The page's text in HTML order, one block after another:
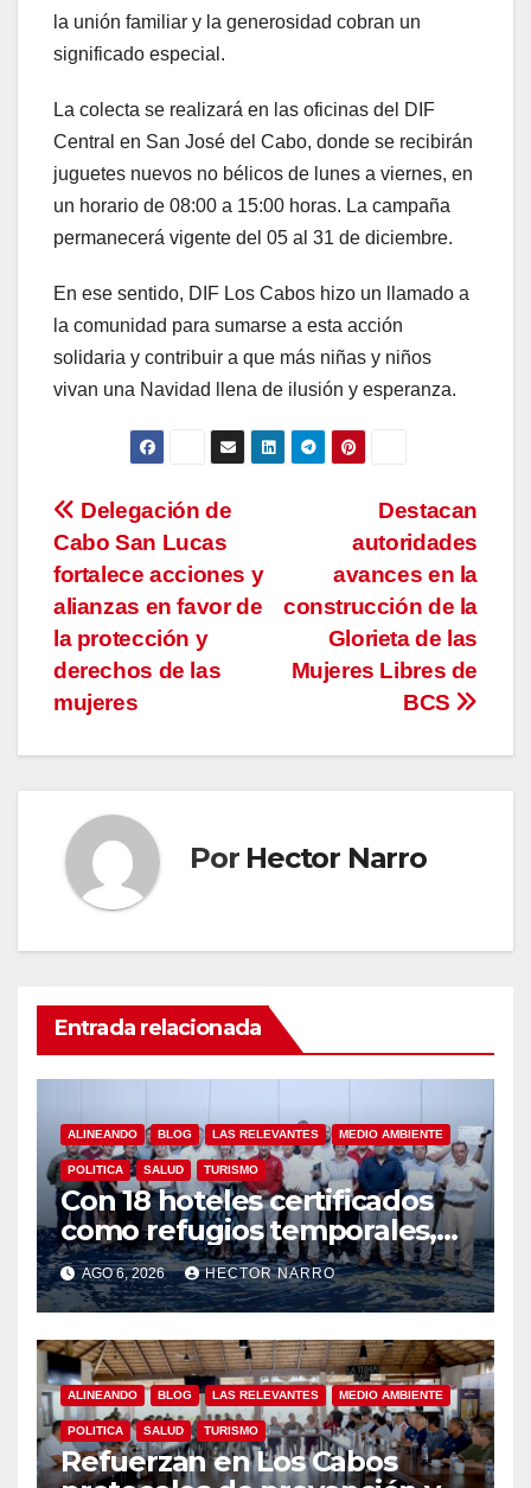
la unión familiar y la generosidad cobran un
significado especial.
La colecta se realizará en las oficinas del DIF
Central en San José del Cabo, donde se recibirán
juguetes nuevos no bélicos de lunes a viernes, en
un horario de 08:00 a 15:00 horas. La campaña
permanecerá vigente del 05 al 31 de diciembre.
En ese sentido, DIF Los Cabos hizo un llamado a
la comunidad para sumarse a esta acción
solidaria y contribuir a que más niñas y niños
vivan una Navidad llena de ilusión y esperanza.
Navegación
de
entradas
Destacan
autoridades
avances en la
construcción de la
Glorieta de las
Mujeres Libres de
BCS
Delegación de
Cabo San Lucas
fortalece acciones y
alianzas en favor de
la protección y
derechos de las
mujeres
Por Hector Narro
Entrada relacionada
ALINEANDO BLOG LAS RELEVANTES MEDIO AMBIENTE
POLITICA SALUD TURISMO
Con 18 hoteles certificados
como refugios temporales,
Gobierno de Los Cabos
refuerza la prevención y
garantiza un destino seguro
AGO 6, 2026 HECTOR NARRO
ALINEANDO BLOG LAS RELEVANTES MEDIO AMBIENTE
POLITICA SALUD TURISMO
Refuerzan en Los Cabos